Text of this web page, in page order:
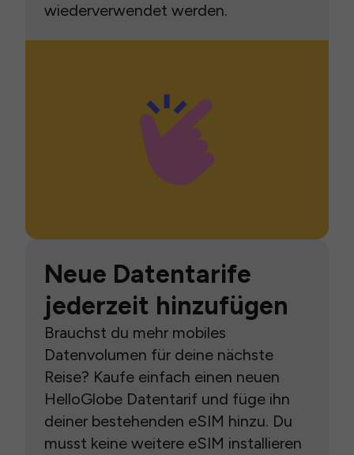
wiederverwendet werden.
Neue Datentarife
jederzeit hinzufügen
Brauchst du mehr mobiles
Datenvolumen für deine nächste
Reise? Kaufe einfach einen neuen
HelloGlobe Datentarif und füge ihn
deiner bestehenden eSIM hinzu. Du
musst keine weitere eSIM installieren